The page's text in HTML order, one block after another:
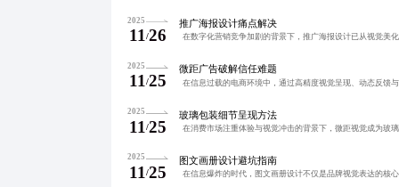
2025
11 /26
推广海报设计痛点解决
2025
11/25
微距广告破解信任难题
2025
11 /25
玻璃包装细节呈现方法
2025
11 /25
图文画册设计避坑指南